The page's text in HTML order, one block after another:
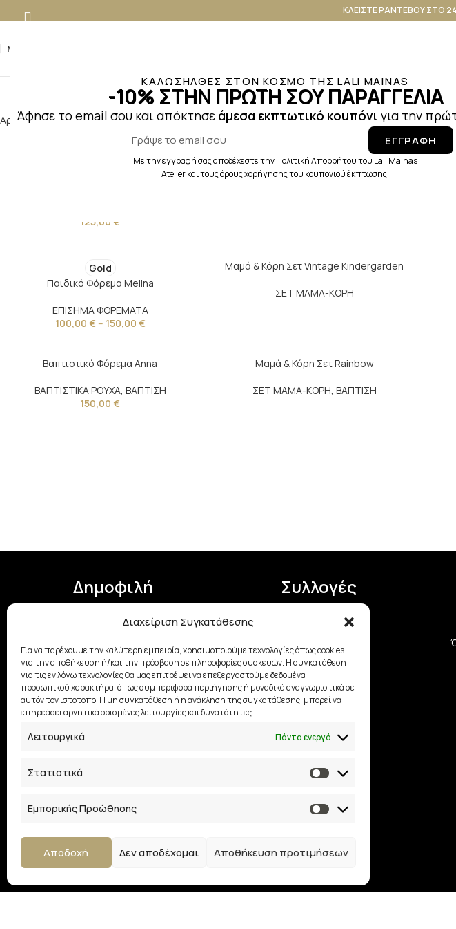
ΚΑΛΩΣΗΛΘΕΣ ΣΤΟΝ ΚΟΣΜΟ ΤΗΣ LALI MAINAS
-10% ΣΤΗΝ ΠΡΩΤΗ ΣΟΥ ΠΑΡΑΓΓΕΛΙΑ
Άφησε το email σου και απόκτησε άμεσα εκπτωτικό κουπόνι για την
ΕΓΓΡΑΦΗ
Με την εγγραφή σας αποδέχεστε την Πολιτική Απορρήτου του Lali Mainas
Atelier και τους όρους χορήγησης του κουπονιού έκπτωσης.
Διαχείριση Συγκατάθεσης
Για να παρέχουμε την καλύτερη εμπειρία, χρησιμοποιούμε τεχνολογίες όπως cookies
για την αποθήκευση ή/και την πρόσβαση σε πληροφορίες συσκευών. Η συγκατάθεση
για τις εν λόγω τεχνολογίες θα μας επιτρέψει να επεξεργαστούμε δεδομένα
προσωπικού χαρακτήρα, όπως συμπεριφορά περιήγησης ή μοναδικά αναγνωριστικά σε
αυτόν τον ιστότοπο. Η μη συγκατάθεση ή η ανάκληση της συγκατάθεσης, μπορεί να
επηρεάσει αρνητικά ορισμένες λειτουργίες και δυνατότητες.
Λειτουργικά Πάντα ενεργό
Στατιστικά
Εμπορικής Προώθησης
Αποδοχή Δεν αποδέχομαι Αποθήκευση προτιμήσεων
ΚΛΕΙΣΤΕ ΡΑΝΤΕΒΟΥ ΣΤΟ
MENU
Μαμά
Αρχική σελίδα Προϊόντα με ετικέτα “Μαμά και Κόρη”
Παιδικό Φόρεμα Jasmine
125,00 €
Παιδικό Φόρεμα Araminta
Gold
Παιδικό Φόρεμα Melina
ΕΠΙΣΗΜΑ ΦΟΡΕΜΑΤΑ
100,00 € – 150,00 €
Μαμά & Κόρη Σετ Vintage Kindergarden
ΣΕΤ ΜΑΜΑ-ΚΟΡΗ
Βαπτιστικό Φόρεμα Αnna
ΒΑΠΤΙΣΤΙΚΑ ΡΟΥΧΑ, ΒΑΠΤΙΣΗ
150,00 €
Μαμά & Κόρη Σετ Rainbow
ΣΕΤ ΜΑΜΑ-ΚΟΡΗ, ΒΑΠΤΙΣΗ
Δημοφιλή
Είδη Γάμου
Επίσημα Φορέματα
Βαπτιστικά Ρούχα
Φούστες
Συλλογές
Σετ Μαμά – Κόρη
Αξεσουάρ Νύφης
Σχεδιαστές